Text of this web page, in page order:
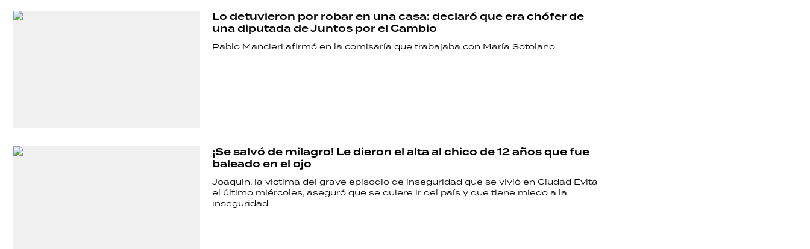
Lo detuvieron por robar en una casa: declaró que era chófer de
una diputada de Juntos por el Cambio
Pablo Mancieri afirmó en la comisaría que trabajaba con María Sotolano.
¡Se salvó de milagro! Le dieron el alta al chico de 12 años que fue
baleado en el ojo
Joaquín, la víctima del grave episodio de inseguridad que se vivió en Ciudad Evita
el último miércoles, aseguró que se quiere ir del país y que tiene miedo a la
inseguridad.